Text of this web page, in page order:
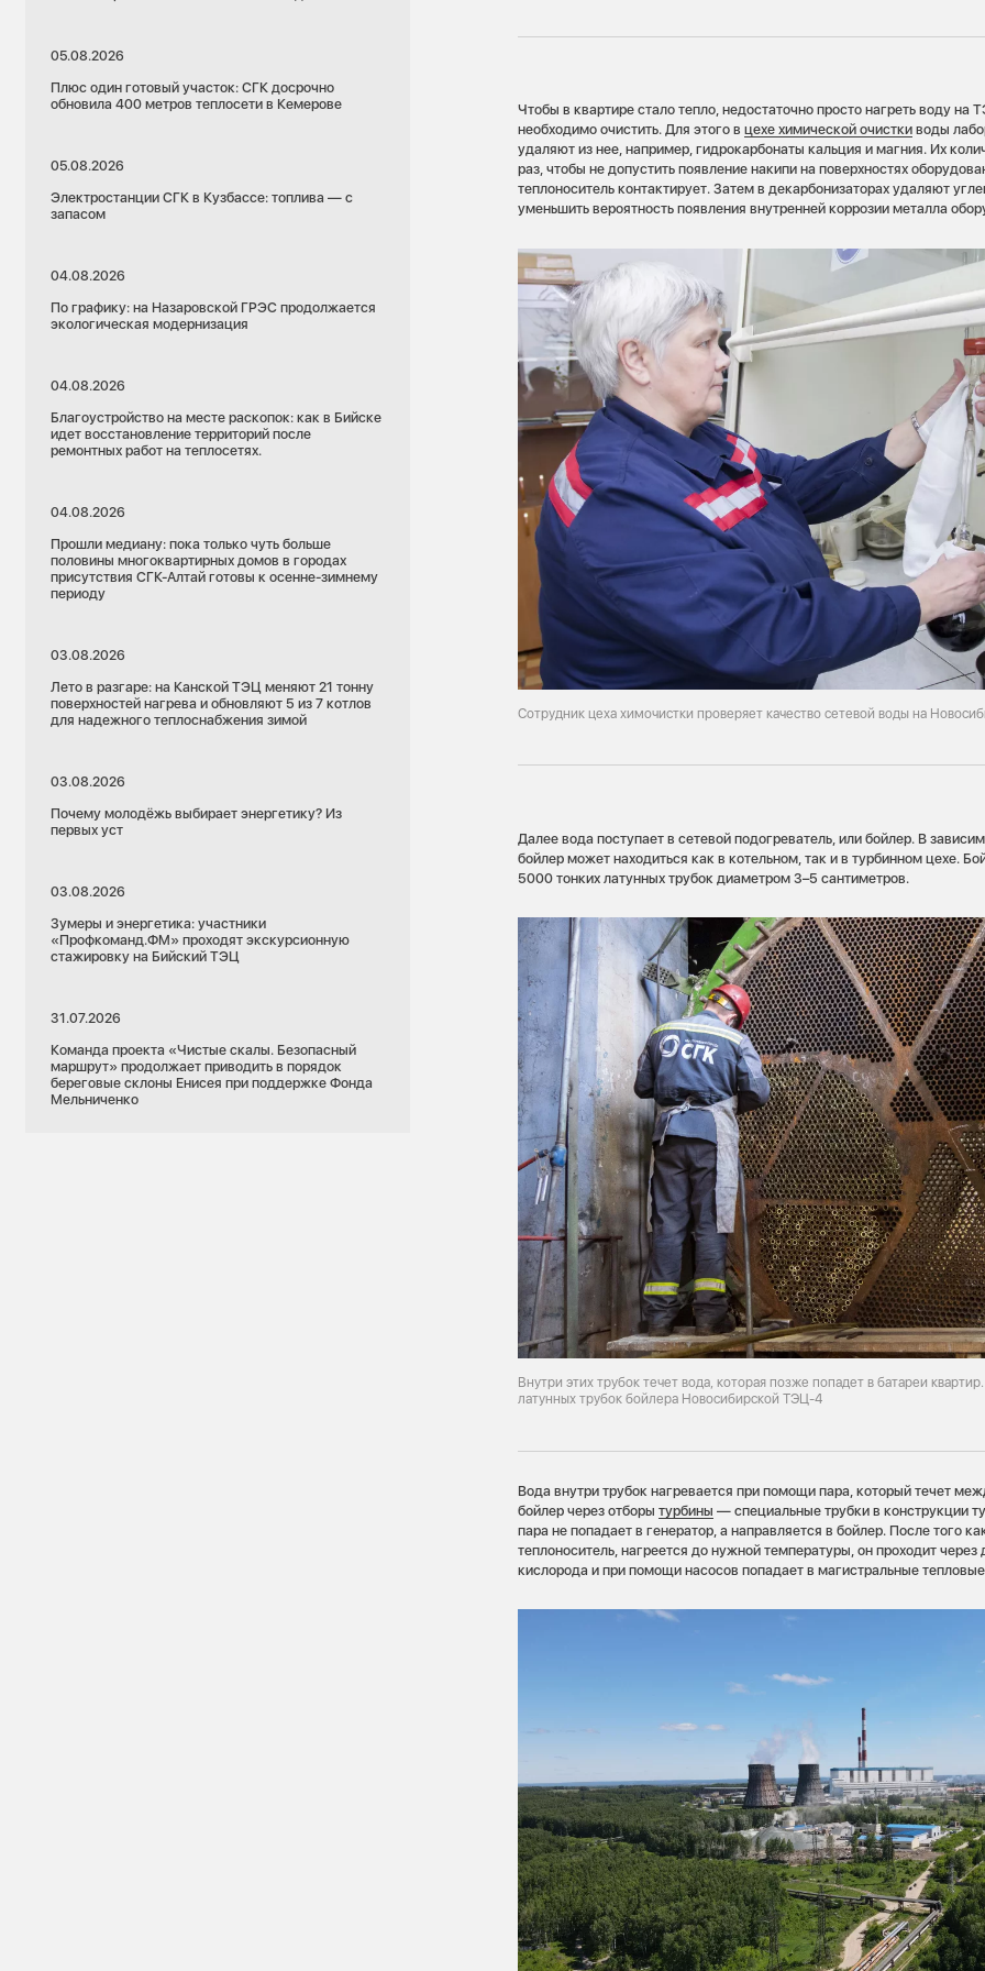
05.08.2026
Плюс один готовый участок: СГК досрочно
обновила 400 метров теплосети в Кемерове
05.08.2026
Электростанции СГК в Кузбассе: топлива — с
запасом
04.08.2026
По графику: на Назаровской ГРЭС продолжается
экологическая модернизация
04.08.2026
Благоустройство на месте раскопок: как в Бийске
идет восстановление территорий после
ремонтных работ на теплосетях.
04.08.2026
Прошли медиану: пока только чуть больше
половины многоквартирных домов в городах
присутствия СГК-Алтай готовы к осенне-зимнему
периоду
03.08.2026
Лето в разгаре: на Канской ТЭЦ меняют 21 тонну
поверхностей нагрева и обновляют 5 из 7 котлов
для надежного теплоснабжения зимой
03.08.2026
Почему молодёжь выбирает энергетику? Из
первых уст
03.08.2026
Зумеры и энергетика: участники
«Профкоманд.ФМ» проходят экскурсионную
стажировку на Бийский ТЭЦ
31.07.2026
Команда проекта «Чистые скалы. Безопасный
маршрут» продолжает приводить в порядок
береговые склоны Енисея при поддержке Фонда
Мельниченко
Чтобы в квартире стало тепло, недостаточно просто нагреть воду на
необходимо очистить. Для этого вцехе химической очистки воды
удаляют из нее, например, гидрокарбонаты кальция и магния. Их
раз, чтобы не допустить появление накипи на поверхностях
теплоноситель контактирует. Затем в декарбонизаторах удаляют
уменьшить вероятность появления внутренней коррозии металла
Сотрудник цеха химочистки проверяет качество сетевой воды на
Далее вода поступает в сетевой подогреватель, или бойлер. В
бойлер может находиться как в котельном, так и в турбинном цехе.
5000 тонких латунных трубок диаметром 3–5 сантиметров.
Внутри этих трубок течет вода, которая позже попадет в батареи
латунных трубок бойлера Новосибирской ТЭЦ-4
Вода внутри трубок нагревается при помощи пара, который течет
бойлер через отборытурбины — специальные трубки в конструкции
пара не попадает в генератор, а направляется в бойлер. После того
теплоноситель, нагреется до нужной температуры, он проходит
кислорода и при помощи насосов попадает в магистральные